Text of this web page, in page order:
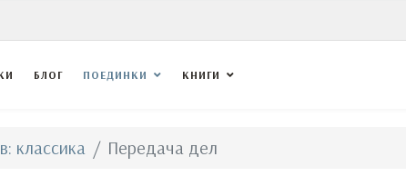
БЛОГ ПОЕДИНКИ КНИГИ
классика Передача дел